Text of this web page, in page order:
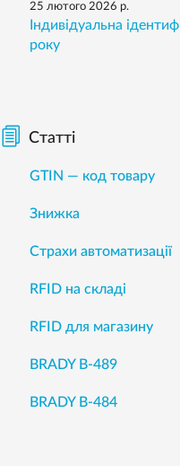
25 лютого 2026 р.
Індивідуальна
року
Статті
GTIN — код товару
Знижка
Страхи автоматизації
RFID на складі
RFID для магазину
BRADY B-489
BRADY B-484